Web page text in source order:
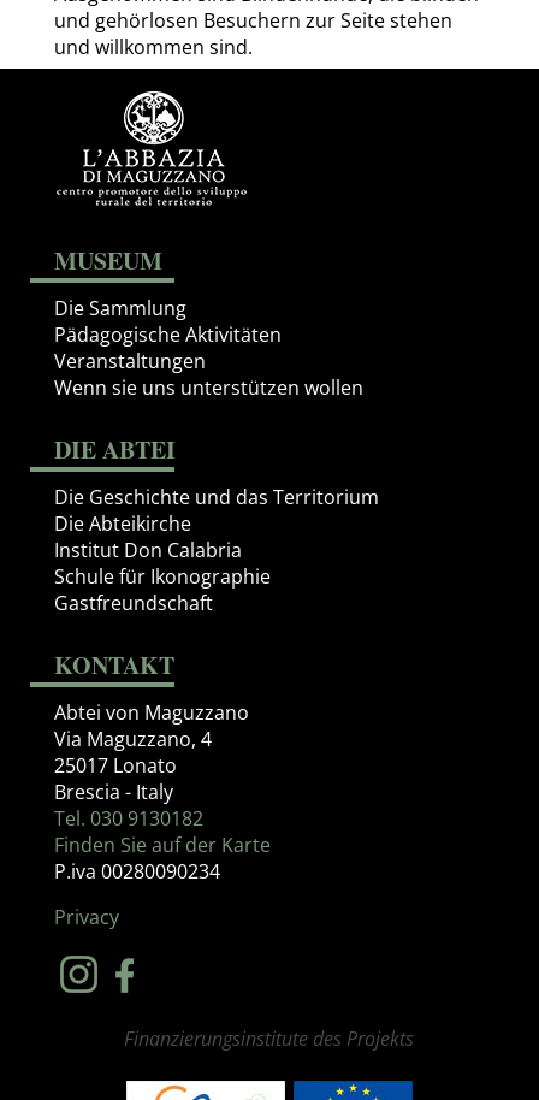
und gehörlosen Besuchern zur Seite stehen
und willkommen sind.
MUSEUM
Die Sammlung
Pädagogische Aktivitäten
Veranstaltungen
Wenn sie uns unterstützen wollen
DIE ABTEI
Die Geschichte und das Territorium
Die Abteikirche
Institut Don Calabria
Schule für Ikonographie
Gastfreundschaft
KONTAKT
Abtei von Maguzzano
Via Maguzzano, 4
25017 Lonato
Brescia - Italy
Tel. 030 9130182
Finden Sie auf der Karte
P.iva 00280090234
Privacy
Finanzierungsinstitute des Projekts